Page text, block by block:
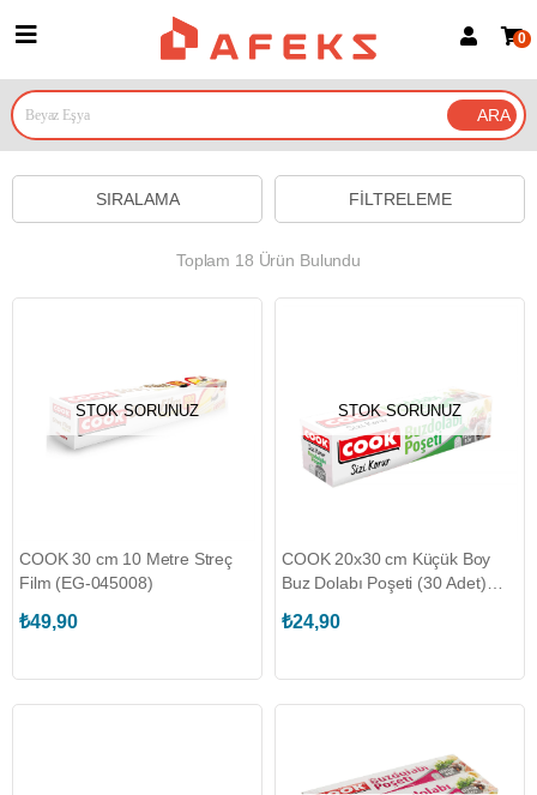
Google İle Bağlan
0
FILTRELEME
SIRALAMA
Toplam 18 Ürün Bulundu
STOK SORUNUZ
COOK 30 cm 10 Metre Streç
Film (EG-045008)
₺49,90
STOK SORUNUZ
COOK 20x30 cm Küçük Boy
Buz Dolabı Poşeti (30 Adet)
₺24,90